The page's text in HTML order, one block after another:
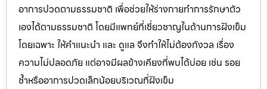
อาการปวดตามธรรมชาติ เพื่อช่วยให้ร่างกายทำการรักษาตัว
เองได้ตามธรรมชาติ โดยมีแพทย์ที่เชี่ยวชาญในด้านการฝังเข็ม
โดยเฉพาะ ให้คำแนะนำ และ ดูแล จึงทำให้ไม่ต้องกังวล เรื่อง
ความไม่ปลอดภัย แต่อาจมีผลข้างเคียงที่พบได้บ่อย เช่น รอย
ช้ำหรืออาการปวดเล็กน้อยบริเวณที่ฝังเข็ม